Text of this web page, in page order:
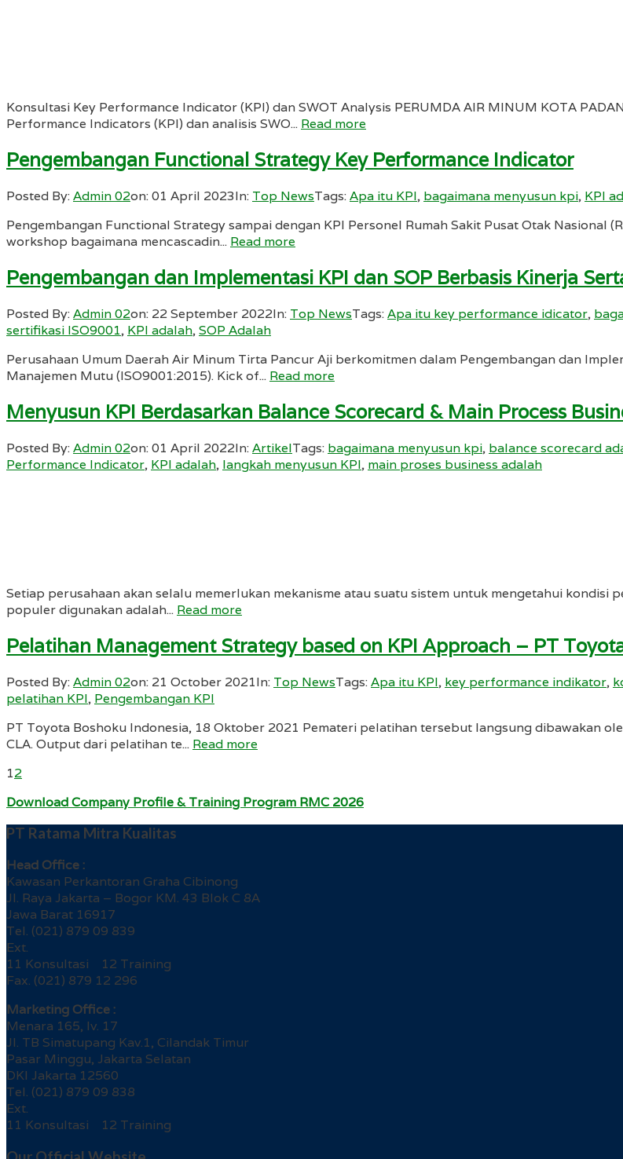
Konsultasi Key Performance Indicator (KPI) dan SWOT Analysis PERUMDA AIR MINUM KOTA
Performance Indicators (KPI) dan analisis SWO... Read more
Pengembangan Functional Strategy Key Performance Indicator
Posted By:Admin 02on:01 April 2023In: Top NewsTags:Apa itu KPI, bagaimana menyusun kpi, KPI
Pengembangan Functional Strategy sampai dengan KPI Personel Rumah Sakit Pusat Otak Nasional
workshop bagaimana mencascadin... Read more
Pengembangan dan Implementasi KPI dan SOP Berbasis Kinerja
Posted By:Admin 02on: 22 September 2022In: Top NewsTags:Apa itu key performance idicator,
sertifikasi ISO9001, KPI adalah,SOP Adalah
Perusahaan Umum Daerah Air Minum Tirta Pancur Aji berkomitmen dalam Pengembangan dan
Manajemen Mutu (ISO9001:2015). Kick of... Read more
Menyusun KPI Berdasarkan Balance Scorecard & Main Process
Posted By:Admin 02on:01 April 2022In:ArtikelTags: bagaimana menyusun kpi, balance scorecard
Performance Indicator, KPI adalah, langkah menyusun KPI, main proses business adalah
Setiap perusahaan akan selalu memerlukan mekanisme atau suatu sistem untuk mengetahui
populer digunakan adalah... Read more
Pelatihan Management Strategy based on KPI Approach – PT
Posted By:Admin 02on: 21 October 2021In: Top NewsTags:Apa itu KPI, key performance indikator,
pelatihan KPI, Pengembangan KPI
PT Toyota Boshoku Indonesia, 18 Oktober 2021 Pemateri pelatihan tersebut langsung dibawakan
CLA. Output dari pelatihan te... Read more
12
Download Company Profile & Training Program RMC 2026
PT Ratama Mitra Kualitas
Head Office :
Kawasan Perkantoran Graha Cibinong
Jl. Raya Jakarta – Bogor KM. 43 Blok C 8A
Jawa Barat 16917
Tel. (021) 879 09 839
Ext.
11 Konsultasi 12 Training
Fax. (021) 879 12 296
Marketing Office :
Menara 165, lv. 17
Jl. TB Simatupang Kav.1, Cilandak Timur
Pasar Minggu, Jakarta Selatan
DKI Jakarta 12560
Tel. (021) 879 09 838
Ext.
11 Konsultasi 12 Training